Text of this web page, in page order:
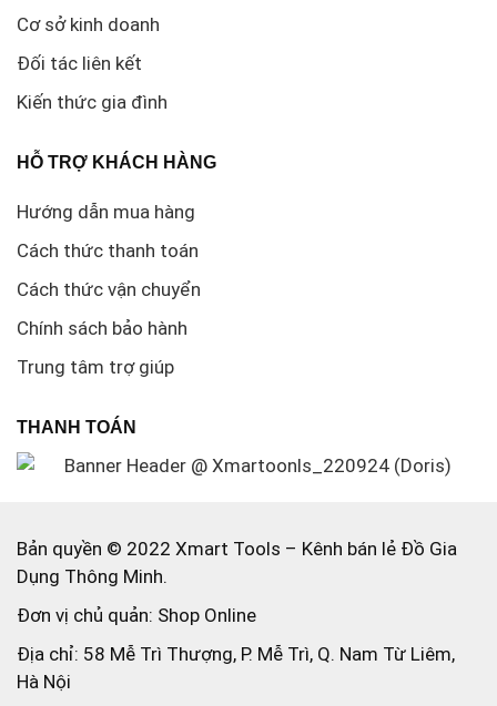
Cơ sở kinh doanh
Đối tác liên kết
Kiến thức gia đình
HỖ TRỢ KHÁCH HÀNG
Hướng dẫn mua hàng
Cách thức thanh toán
Cách thức vận chuyển
Chính sách bảo hành
Trung tâm trợ giúp
THANH TOÁN
Bản quyền © 2022 Xmart Tools – Kênh bán lẻ Đồ Gia
Dụng Thông Minh.
Đơn vị chủ quản: Shop Online
Địa chỉ: 58 Mễ Trì Thượng, P. Mễ Trì, Q. Nam Từ Liêm,
Hà Nội